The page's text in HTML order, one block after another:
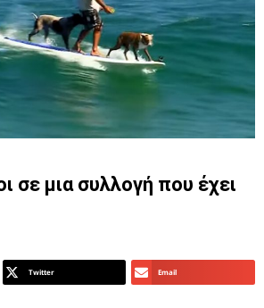
σε μια συλλογή που έχει
Twitter Email